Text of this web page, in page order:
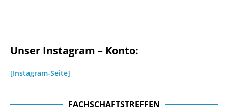
Unser Instagram – Konto:
[Instagram-Seite]
FACHSCHAFTSTREFFEN